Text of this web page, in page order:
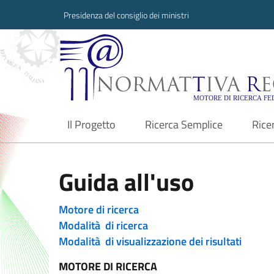
Presidenza del consiglio dei ministri
Normattiva
Il Progetto
current Ricerca Semplice
Guida all'uso
Motore di ricerca
Modalità di ricerca
Modalità di visualizzazione dei risultati
MOTORE DI RICERCA